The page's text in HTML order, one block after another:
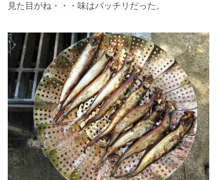
見た目がね・・・味はバッチリだった。